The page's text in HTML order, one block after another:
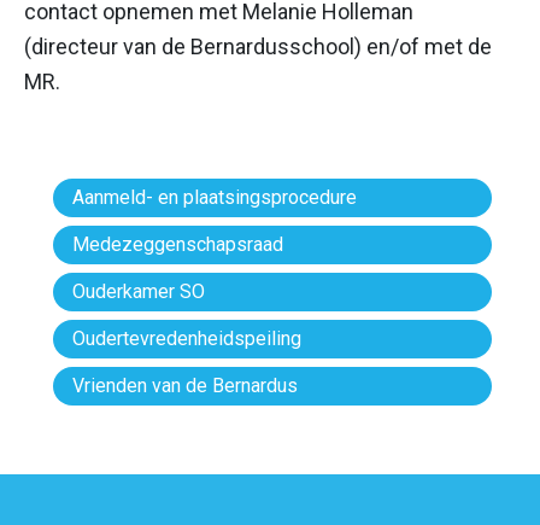
contact opnemen met Melanie Holleman
(directeur van de Bernardusschool) en/of met de
MR.
Aanmeld- en plaatsingsprocedure
Medezeggenschapsraad
Ouderkamer SO
Oudertevredenheidspeiling
Vrienden van de Bernardus